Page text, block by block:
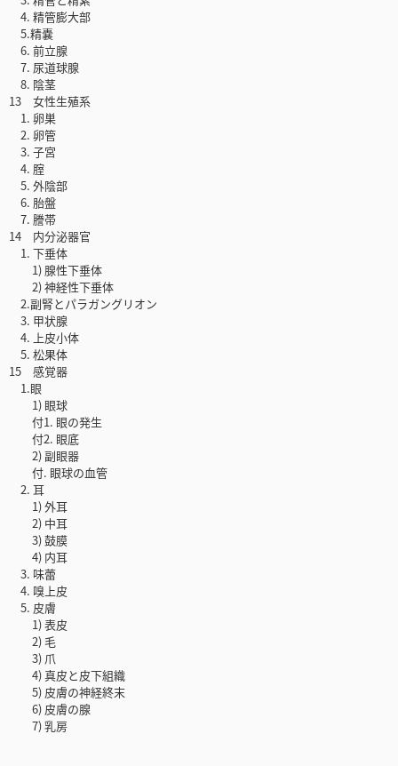
4. 精管膨大部
5.精嚢
6. 前立腺
7. 尿道球腺
8. 陰茎
13 女性生殖系
1. 卵巣
2. 卵管
3. 子宮
4. 腟
5. 外陰部
6. 胎盤
7. 謄帯
14 内分泌器官
1. 下垂体
1) 腺性下垂体
2) 神経性下垂体
2.副腎とパラガングリオン
3. 甲状腺
4. 上皮小体
5. 松果体
15 感覚器
1.眼
1) 眼球
付1. 眼の発生
付2. 眼底
2) 副眼器
付. 眼球の血管
2. 耳
1) 外耳
2) 中耳
3) 鼓膜
4) 内耳
3. 味蕾
4. 嗅上皮
5. 皮膚
1) 表皮
2) 毛
3) 爪
4) 真皮と皮下組織
5) 皮膚の神経終末
6) 皮膚の腺
7) 乳房